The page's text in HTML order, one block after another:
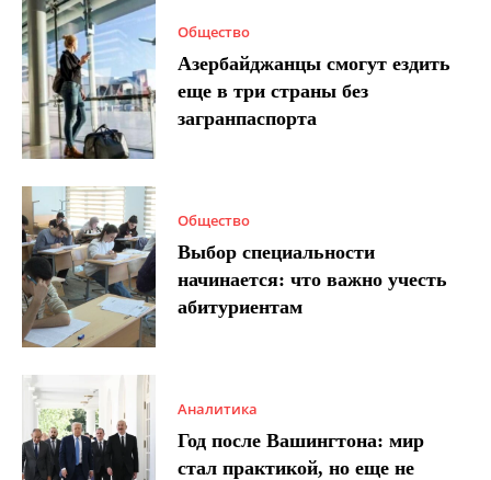
Общество
Азербайджанцы смогут ездить
еще в три страны без
загранпаспорта
Общество
Выбор специальности
начинается: что важно учесть
абитуриентам
Аналитика
Год после Вашингтона: мир
стал практикой, но еще не